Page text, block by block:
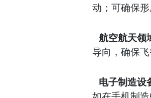
动；可确保
航空航天领
导向，确保
电子制造设